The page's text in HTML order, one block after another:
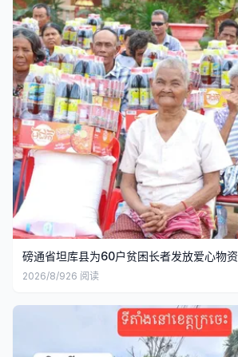
磅通省坦库县为60户贫困长者发放爱心物资
2026/8/926 阅读